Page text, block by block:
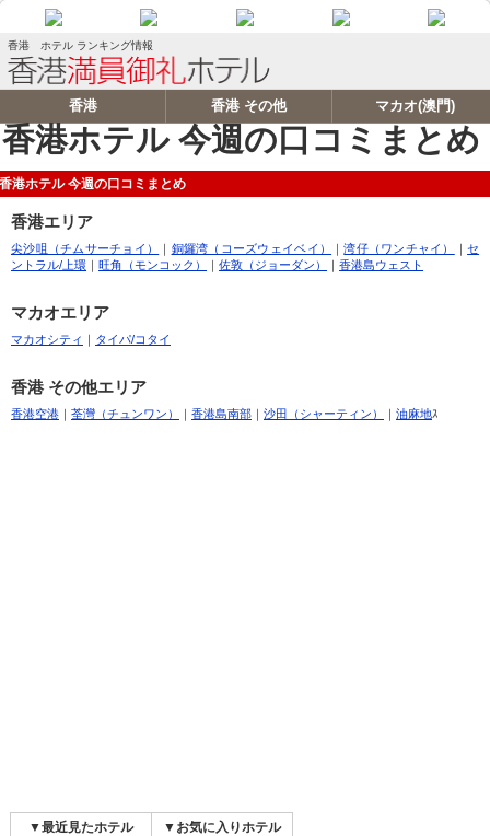
香港 ホテル ランキング情報
香港 香港 その他 マカオ(澳門)
香港ホテル 今週の口コミまとめ
香港ホテル 今週の口コミまとめ
香港エリア
尖沙咀（チムサーチョイ） ｜ 銅鑼湾（コーズウェイベイ） ｜湾仔（ワンチャイ） ｜セ
ントラル/上環 ｜ 旺角（モンコック） ｜ 佐敦（ジョーダン） ｜ 香港島ウェスト
マカオエリア
マカオシティ ｜ タイパ/コタイ
香港 その他エリア
香港空港 ｜ 荃灣（チュンワン） ｜ 香港島南部 ｜ 沙田（シャーティン） ｜ 油麻地ｽ
▼最近見たホテル ▼お気に入りホテル